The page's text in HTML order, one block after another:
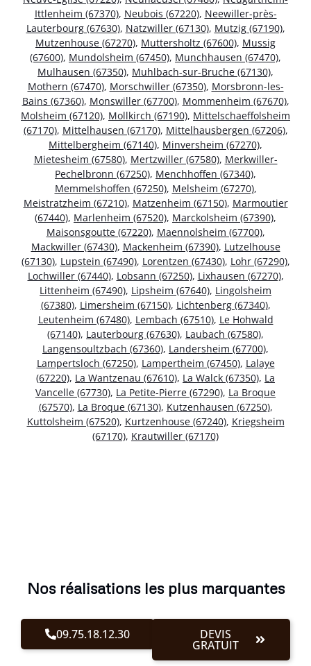
Ittlenheim (67370), Neubois (67220), Neewiller-près-
Lauterbourg (67630), Natzwiller (67130), Mutzig (67190),
Mutzenhouse (67270), Muttersholtz (67600), Mussig
(67600), Mundolsheim (67450), Munchhausen (67470),
Mulhausen (67350), Muhlbach-sur-Bruche (67130),
Mothern (67470), Morschwiller (67350), Morsbronn-les-
Bains (67360), Monswiller (67700), Mommenheim (67670),
Molsheim (67120), Mollkirch (67190), Mittelschaeffolsheim
(67170), Mittelhausen (67170), Mittelhausbergen (67206),
Mittelbergheim (67140), Minversheim (67270),
Mietesheim (67580), Mertzwiller (67580), Merkwiller-
Pechelbronn (67250), Menchhoffen (67340),
Memmelshoffen (67250), Melsheim (67270),
Meistratzheim (67210), Matzenheim (67150), Marmoutier
(67440), Marlenheim (67520), Marckolsheim (67390),
Maisonsgoutte (67220), Maennolsheim (67700),
Mackwiller (67430), Mackenheim (67390), Lutzelhouse
(67130), Lupstein (67490), Lorentzen (67430), Lohr (67290),
Lochwiller (67440), Lobsann (67250), Lixhausen (67270),
Littenheim (67490), Lipsheim (67640), Lingolsheim
(67380), Limersheim (67150), Lichtenberg (67340),
Leutenheim (67480), Lembach (67510), Le Hohwald
(67140), Lauterbourg (67630), Laubach (67580),
Langensoultzbach (67360), Landersheim (67700),
Lampertsloch (67250), Lampertheim (67450), Lalaye
(67220), La Wantzenau (67610), La Walck (67350), La
Vancelle (67730), La Petite-Pierre (67290), La Broque
(67570), La Broque (67130), Kutzenhausen (67250),
Kuttolsheim (67520), Kurtzenhouse (67240), Kriegsheim
(67170), Krautwiller (67170)
Nos réalisations les plus marquantes
09.75.18.12.30 DEVIS
GRATUIT